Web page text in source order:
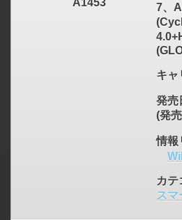
7、
キャ
発売
(発
情報
カテ
スマ
click to expand contents